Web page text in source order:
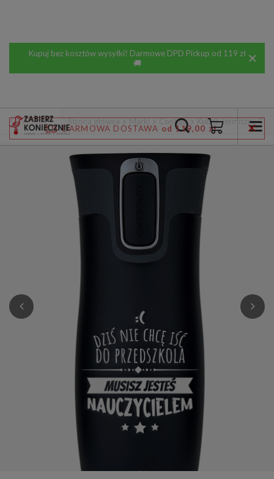
Kupuj bez kosztów wysyłki! Darmowe DPD Pickup od 119 zł
🚚
DARMOWA DOSTAWA od 119,00 zł
Wstecz Strona główna Marki Contigo Kubek termiczny